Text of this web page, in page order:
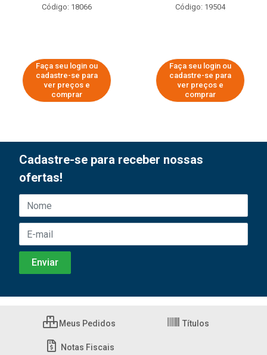
Código: 18066
Faça seu login ou
cadastre-se para
ver preços e
comprar
Código: 19504
Faça seu login ou
cadastre-se para
ver preços e
comprar
Cadastre-se para receber nossas
ofertas!
Meus Pedidos Títulos
Notas Fiscais